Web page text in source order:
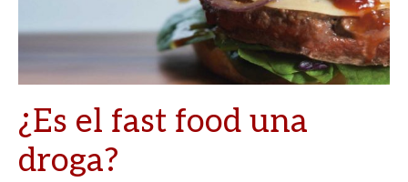
¿Es el fast food una
droga?